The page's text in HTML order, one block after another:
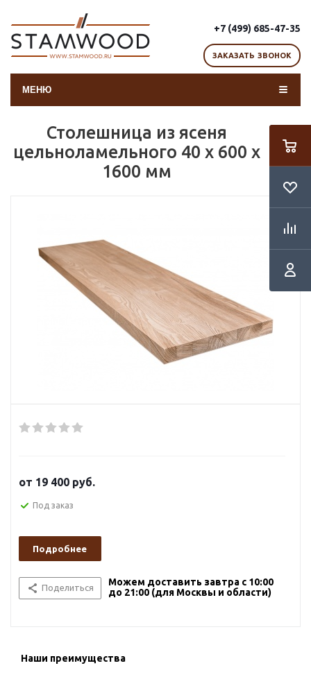
+7 (499) 685-47-35
ЗАКАЗАТЬ ЗВОНОК
МЕНЮ
Столешница из ясеня
цельноламельного 40 х 600 х
1600 мм
от 19 400 руб.
Под заказ
Подробнее
Поделиться
Можем доставить завтра с 10:00
до 21:00 (для Москвы и области)
Наши преимущества